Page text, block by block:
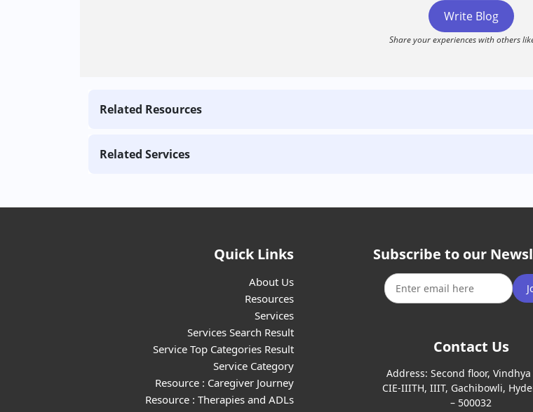
Write Blog
Share your experiences with others
Related Resources
Related Services
Quick Links
About Us
Resources
Services
Services Search Result
Service Top Categories Result
Service Category
Resource : Caregiver Journey
Resource : Therapies and ADLs
Subscribe to our
Contact Us
Address: Second floor, Vindhya
CIE-IIITH, IIIT, Gachibowli,
– 500032